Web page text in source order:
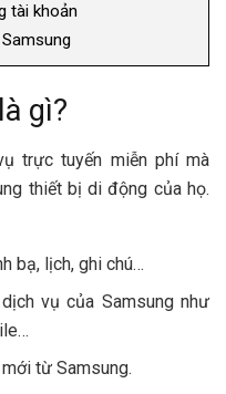
tài khoản
gì?
trực tuyến miễn phí mà
thiết bị di động của họ.
bạ, lịch, ghi chú…
vụ của Samsung như
từ Samsung.